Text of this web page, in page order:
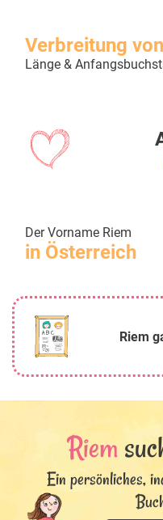
Verbreitung von
Länge &
Der Vorname Riem
in Österreich
Riem
Riem
Ein persönliches,